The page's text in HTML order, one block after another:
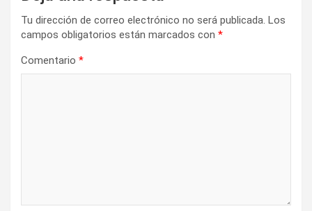
Tu dirección de correo electrónico no será publicada. Los
campos obligatorios están marcados con *
Comentario *